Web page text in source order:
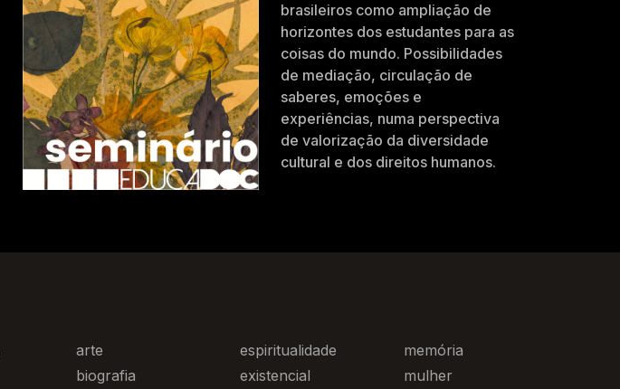
brasileiros como ampliação de
horizontes dos estudantes para as
coisas do mundo. Possibilidades
de mediação, circulação de
saberes, emoções e
experiências, numa perspectiva
de valorização da diversidade
cultural e dos direitos humanos.
arte
biografia
espiritualidade
existencial
memória
mulher